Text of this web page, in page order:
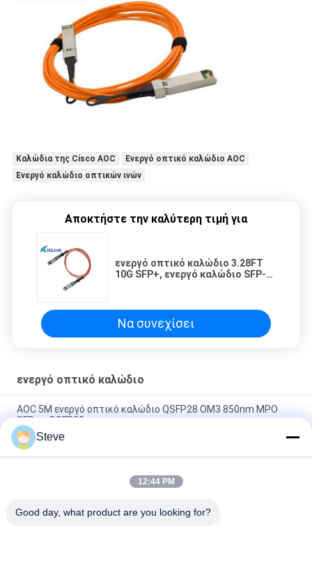
Καλώδια της Cisco AOC
Ενεργό οπτικό καλώδιο AOC
Ενεργό καλώδιο οπτικών ινών
Αποκτήστε την καλύτερη τιμή για
ενεργό οπτικό καλώδιο 3.28FT
10G SFP+, ενεργό καλώδιο SFP-
Να συνεχίσει
ενεργό οπτικό καλώδιο
AOC 5M ενεργό οπτικό καλώδιο QSFP28 OM3 850nm MPO
SFP σε QSFP28
40G AOC QSFP+ στο ενεργό AOC οπτικό καλώδιο 4SFP με το
κανάλι τέσσερα
Ενεργός κατανάλωση ισχύος λιγότερο από 1W οπτικών
Steve
12:44 PM
Good day, what product are you looking for?